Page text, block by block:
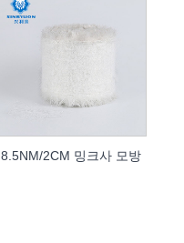
8.5NM/2CM 밍크사 모방